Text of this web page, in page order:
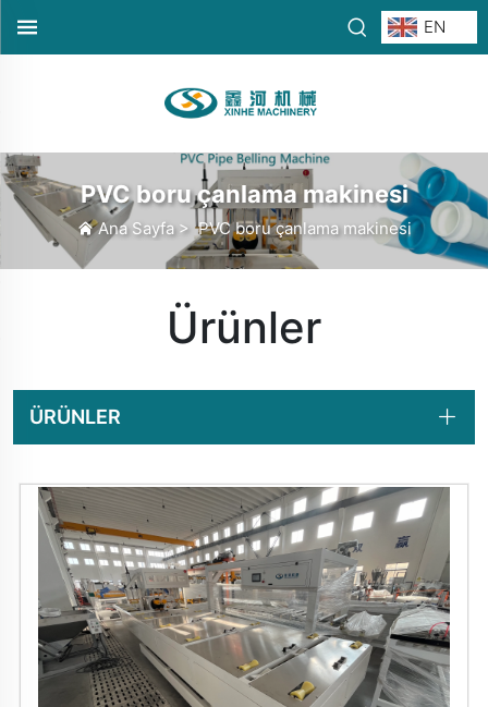
EN
PVC boru çanlama makinesi
Ana Sayfa>PVC boru çanlama makinesi
Ürünler
ÜRÜNLER